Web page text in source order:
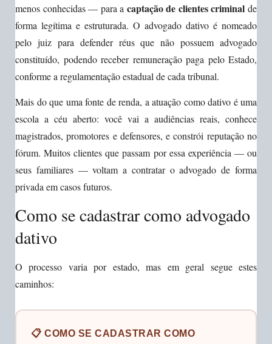
menos conhecidas — para a captação de clientes criminal de
forma legítima e estruturada. O advogado dativo é nomeado
pelo juiz para defender réus que não possuem advogado
constituído, podendo receber remuneração paga pelo Estado,
conforme a regulamentação estadual de cada tribunal.
Mais do que uma fonte de renda, a atuação como dativo é uma
escola a céu aberto: você vai a audiências reais, conhece
magistrados, promotores e defensores, e constrói reputação no
fórum. Muitos clientes que passam por essa experiência — ou
seus familiares — voltam a contratar o advogado de forma
privada em casos futuros.
Como se cadastrar como advogado
dativo
O processo varia por estado, mas em geral segue estes
caminhos:
📋 COMO SE CADASTRAR COMO